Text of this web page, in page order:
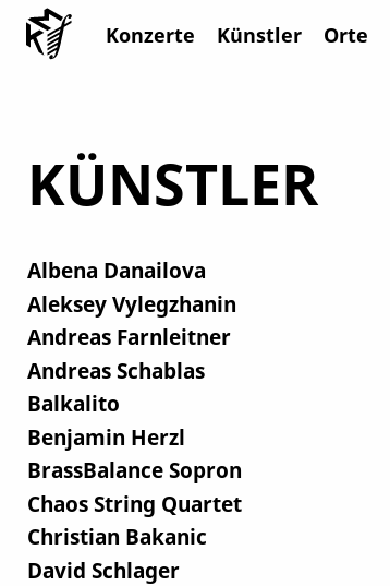
Konzerte Künstler Orte
KÜNSTLER
Albena Danailova
Aleksey Vylegzhanin
Andreas Farnleitner
Andreas Schablas
Balkalito
Benjamin Herzl
BrassBalance Sopron
Chaos String Quartet
Christian Bakanic
David Schlager